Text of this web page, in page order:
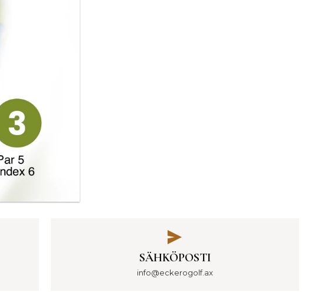
SÄHKÖPOSTI
info@eckerogolf.ax